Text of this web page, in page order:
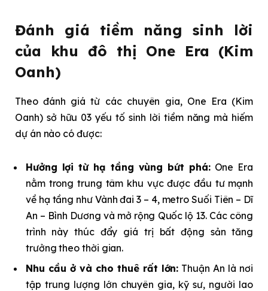
Đánh giá tiềm năng sinh lời
của khu đô thị One Era (Kim
Oanh)
Theo đánh giá từ các chuyên gia, One Era (Kim
Oanh) sở hữu 03 yếu tố sinh lời tiềm năng mà hiếm
dự án nào có được:
Hưởng lợi từ hạ tầng vùng bứt phá:One Era
nằm trong trung tâm khu vực được đầu tư mạnh
về hạ tầng như Vành đai 3 – 4, metro Suối Tiên – Dĩ
An – Bình Dương và mở rộng Quốc lộ 13. Các công
trình này thúc đẩy giá trị bất động sản tăng
trưởng theo thời gian.
Nhu cầu ở và cho thuê rất lớn: Thuận An là nơi
tập trung lượng lớn chuyên gia, kỹ sư, người lao